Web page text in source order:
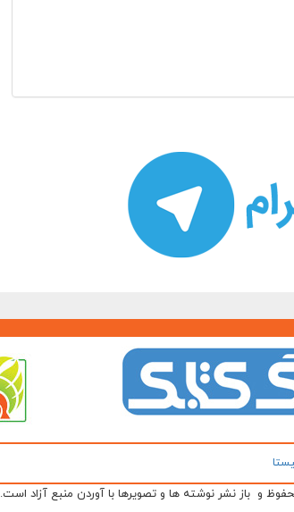
و باز نشر نوشته ها و تصویرها با آوردن منبع آزاد است.